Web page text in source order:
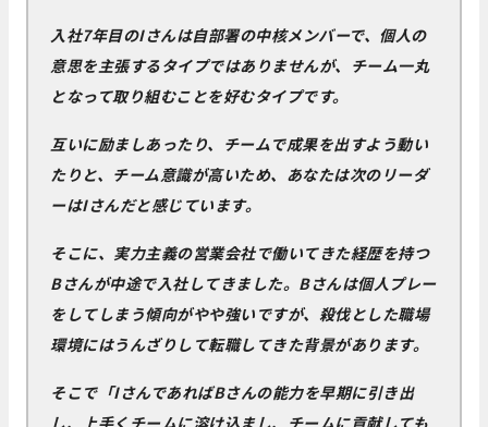
入社7年目のIさんは自部署の中核メンバーで、個人の
意思を主張するタイプではありませんが、チーム一丸
となって取り組むことを好むタイプです。
互いに励ましあったり、チームで成果を出すよう動い
たりと、チーム意識が高いため、あなたは次のリーダ
ーはIさんだと感じています。
そこに、実力主義の営業会社で働いてきた経歴を持つ
Bさんが中途で入社してきました。Bさんは個人プレー
をしてしまう傾向がやや強いですが、殺伐とした職場
環境にはうんざりして転職してきた背景があります。
そこで「IさんであればBさんの能力を早期に引き出